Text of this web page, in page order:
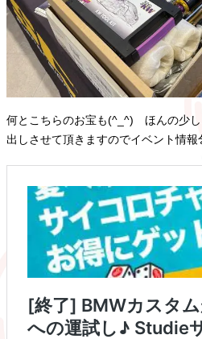
何とこちらのお宝も(^_^) ほんの少
出しさせて頂きますのでイベント情